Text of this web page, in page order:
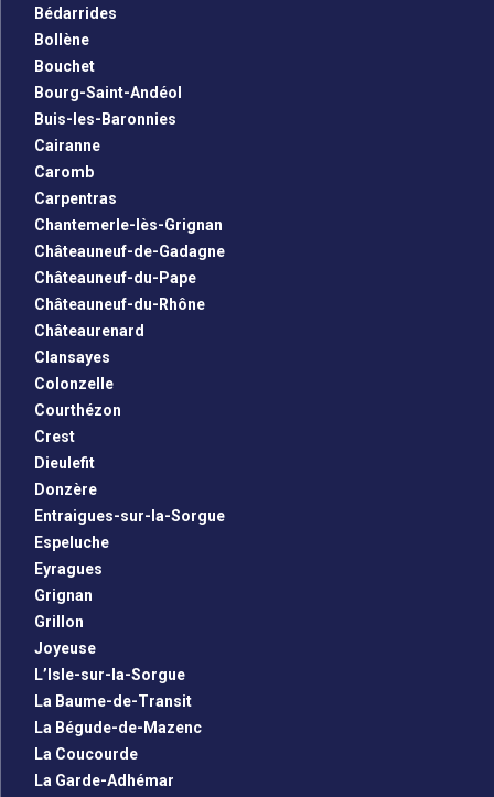
Bédarrides
Bollène
Bouchet
Bourg-Saint-Andéol
Buis-les-Baronnies
Cairanne
Caromb
Carpentras
Chantemerle-lès-Grignan
Châteauneuf-de-Gadagne
Châteauneuf-du-Pape
Châteauneuf-du-Rhône
Châteaurenard
Clansayes
Colonzelle
Courthézon
Crest
Dieulefit
Donzère
Entraigues-sur-la-Sorgue
Espeluche
Eyragues
Grignan
Grillon
Joyeuse
L’Isle-sur-la-Sorgue
La Baume-de-Transit
La Bégude-de-Mazenc
La Coucourde
La Garde-Adhémar